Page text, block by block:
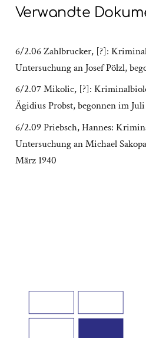
Verwandte
6/2.06 Zahlbrucker, [?]:
Untersuchung an Josef Pölzl,
6/2.07 Mikolic, [?]:
Ägidius Probst, begonnen im Juli
6/2.09 Priebsch, Hannes:
Untersuchung an Michael
März 1940